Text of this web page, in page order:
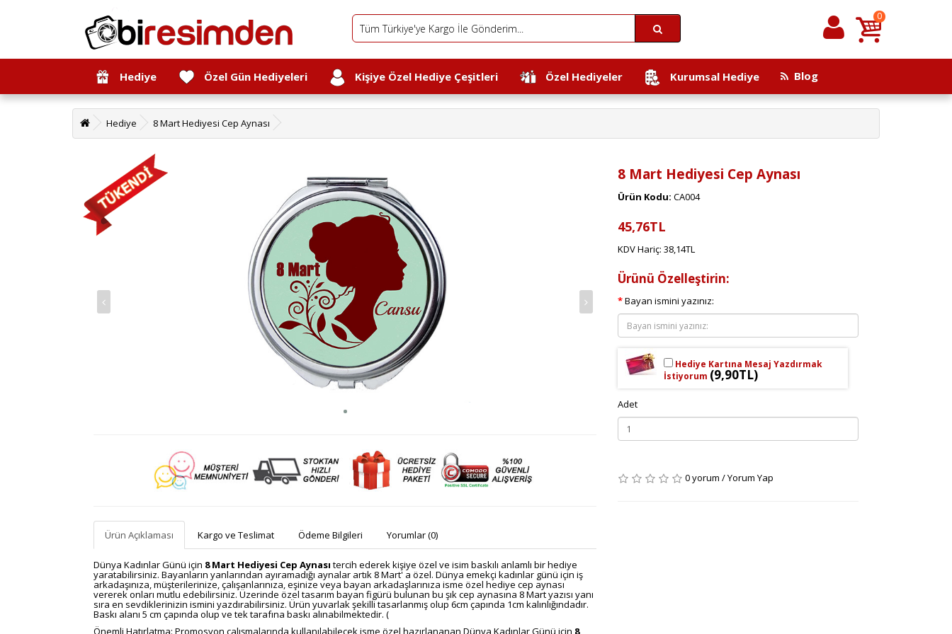
0
Hediye Özel Gün Hediyeleri Kişiye Özel Hediye Çeşitleri Özel Hediyeler Kurumsal Hediye Blog
Hediye 8 Mart Hediyesi Cep Aynası
Ürün Açıklaması Kargo ve Teslimat Ödeme Bilgileri Yorumlar (0)
Dünya Kadınlar Günü için 8 Mart Hediyesi Cep Aynası tercih ederek kişiye özel ve isim baskılı anlamlı bir hediye
yaratabilirsiniz. Bayanların yanlarından ayıramadığı aynalar artık 8 Mart' a özel. Dünya emekçi kadınlar günü için iş
arkadaşınıza, müşterilerinize, çalışanlarınıza, eşinize veya bayan arkadaşlarınıza isme özel hediye cep aynası
vererek onları mutlu edebilirsiniz. Üzerinde özel tasarım bayan figürü bulunan bu şık cep aynasına 8 Mart yazısı yanı
sıra en sevdiklerinizin ismini yazdırabilirsiniz. Ürün yuvarlak şekilli tasarlanmış olup 6cm çapında 1cm kalınlığındadır.
Baskı alanı 5 cm çapında olup ve tek tarafına baskı alınabilmektedir. (
Önemli Hatırlatma: Promosyon çalışmalarında kullanılabilecek isme özel hazırlananan Dünya Kadınlar Günü için 8
8 Mart Hediyesi Cep Aynası
Ürün Kodu: CA004
45,76TL
KDV Hariç: 38,14TL
Ürünü Özelleştirin:
Bayan ismini yazınız:
Hediye Kartına Mesaj Yazdırmak
İstiyorum (9,90TL)
Adet
0 yorum /Yorum Yap